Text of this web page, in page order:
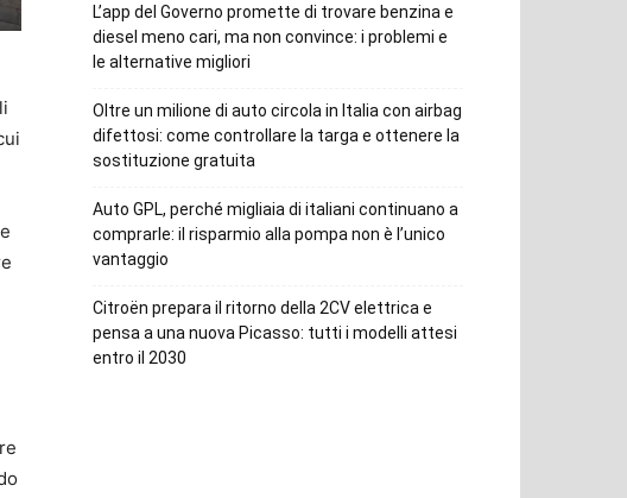
L’app del Governo promette di trovare benzina e
diesel meno cari, ma non convince: i problemi e
le alternative migliori
Oltre un milione di auto circola in Italia con airbag
difettosi: come controllare la targa e ottenere la
sostituzione gratuita
Auto GPL, perché migliaia di italiani continuano a
comprarle: il risparmio alla pompa non è l’unico
vantaggio
Citroën prepara il ritorno della 2CV elettrica e
pensa a una nuova Picasso: tutti i modelli attesi
entro il 2030